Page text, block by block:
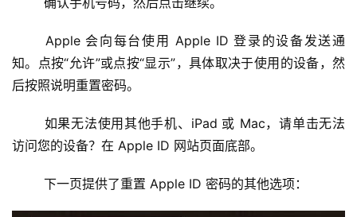
知。点按“允许”或点按“显示”，具体取决于使用的设备，然
后按照说明重置密码。
访问您的设备？在 Apple ID 网站页面底部。
	下一页提供了重置 Apple ID 密码的其他选项：